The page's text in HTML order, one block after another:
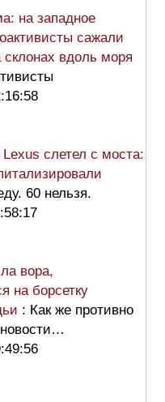
на западное
сажали
склонах вдоль моря
слетел с моста:
60 нельзя.
вора,
на борсетку
: Как же противно
новости…